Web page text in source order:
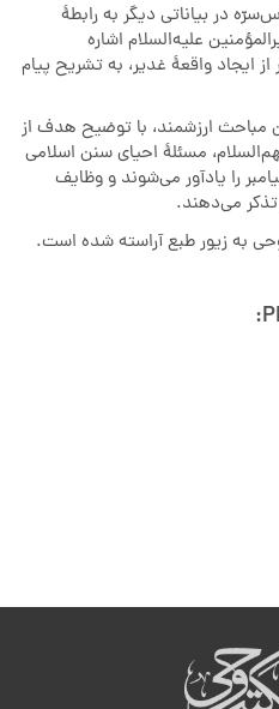
در بیاناتی دیگر به رابطۀ
علیه‌السلام اشاره
ایجاد واقعۀ غدیر، به تشریح پیام
مباحث ارزشمند، با توضیح هدف از
مسئلۀ احیای سنن اسلامی
را یادآور می‌شوند و وظایف
تذکر می‌دهند.
به زیور طبع آراسته شده است.